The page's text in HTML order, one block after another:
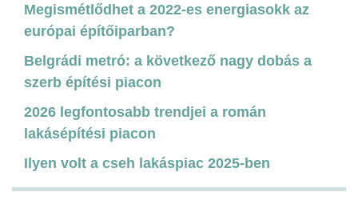
Megismétlődhet a 2022-es energiasokk az
európai építőiparban?
Belgrádi metró: a következő nagy dobás a
szerb építési piacon
2026 legfontosabb trendjei a román
lakásépítési piacon
Ilyen volt a cseh lakáspiac 2025-ben